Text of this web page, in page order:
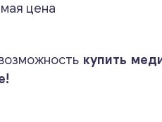
цена
купить